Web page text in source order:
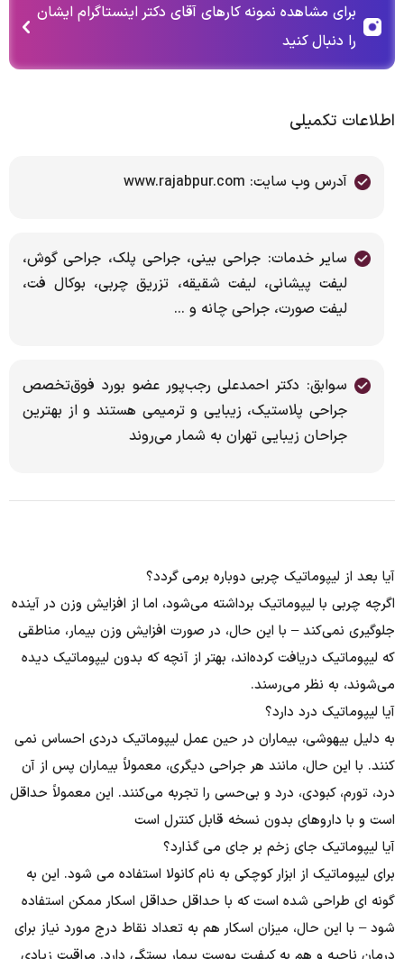
برای مشاهده نمونه کارهای آقای دکتر اینستاگرام ایشان
را دنبال کنید
اطلاعات تکمیلی
آدرس وب سایت: www.rajabpur.com
سایر خدمات: جراحی بینی، جراحی پلک، جراحی گوش،
لیفت پیشانی، لیفت شقیقه، تزریق چربی، بوکال فت،
لیفت صورت، جراحی چانه و ...
سوابق: دکتر احمدعلی رجب‌پور عضو بورد فوق‌تخصص
جراحی پلاستیک، زیبایی و ترمیمی هستند و از بهترین
جراحان زیبایی تهران به شمار می‌روند
آیا بعد از لیپوماتیک چربی دوباره برمی گردد؟
اگرچه چربی با لیپوماتیک برداشته می‌شود، اما از افزایش وزن در آینده
جلوگیری نمی‌کند – با این حال، در صورت افزایش وزن بیمار، مناطقی
که لیپوماتیک دریافت کرده‌اند، بهتر از آنچه که بدون لیپوماتیک دیده
می‌شوند، به نظر می‌رسند.
آیا لیپوماتیک درد دارد؟
به دلیل بیهوشی، بیماران در حین عمل لیپوماتیک دردی احساس نمی
کنند. با این حال، مانند هر جراحی دیگری، معمولاً بیماران پس از آن
درد، تورم، کبودی، درد و بی‌حسی را تجربه می‌کنند. این معمولاً حداقل
است و با داروهای بدون نسخه قابل کنترل است
آیا لیپوماتیک جای زخم بر جای می گذارد؟
برای لیپوماتیک از ابزار کوچکی به نام کانولا استفاده می شود. این به
گونه ای طراحی شده است که با حداقل حداقل اسکار ممکن استفاده
شود – با این حال، میزان اسکار هم به تعداد نقاط درج مورد نیاز برای